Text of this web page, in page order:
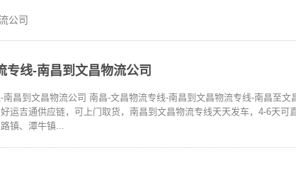
公司
专线-南昌到文昌物流公司
南昌到文昌物流公司 南昌-文昌物流专线-南昌到文昌物流专线-南昌至文
运吉通供应链，可上门取货，南昌到文昌物流专线天天发车，4-6天可
镇、潭牛镇...